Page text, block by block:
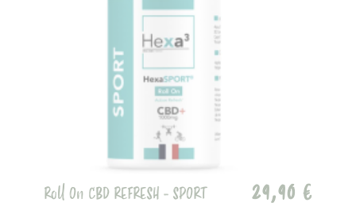
Roll On CBD REFRESH - SPORT 29,90 €